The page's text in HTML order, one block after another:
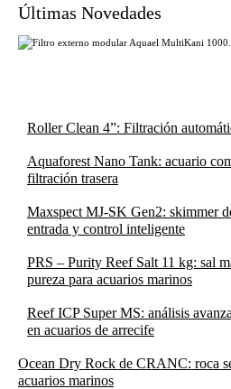
Últimas Novedades
Roller Clean 4”: Filtración
Aquaforest Nano Tank: acuario
filtración trasera
Maxspect MJ-SK Gen2: skimmer
entrada y control inteligente
PRS – Purity Reef Salt 11 kg: sal
pureza para acuarios marinos
Reef ICP Super MS: análisis
en acuarios de arrecife
Ocean Dry Rock de CRANC: roca
acuarios marinos